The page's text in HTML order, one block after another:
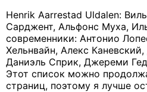
Henrik Aarrestad Uldalen:
Сарджент, Альфонс Муха,
современники: Антонио
Хельнвайн, Алекс
Даниэль Сприк, Джереми
Этот список можно
страниц, поэтому я лучше